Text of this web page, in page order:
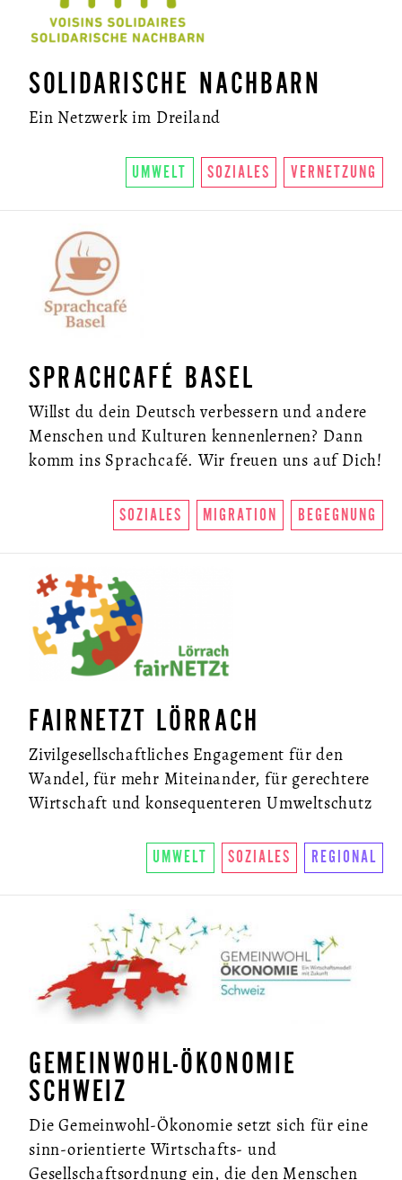
SOLIDARISCHE NACHBARN
Ein Netzwerk im Dreiland
UMWELT SOZIALES VERNETZUNG
SPRACHCAFÉ BASEL
Willst du dein Deutsch verbessern und andere
Menschen und Kulturen kennenlernen? Dann
komm ins Sprachcafé. Wir freuen uns auf Dich!
SOZIALES MIGRATION BEGEGNUNG
FAIRNETZT LÖRRACH
Zivilgesellschaftliches Engagement für den
Wandel, für mehr Miteinander, für gerechtere
Wirtschaft und konsequenteren Umweltschutz
UMWELT SOZIALES REGIONAL
GEMEINWOHL-ÖKONOMIE
SCHWEIZ
Die Gemeinwohl-Ökonomie setzt sich für eine
sinn-orientierte Wirtschafts- und
Gesellschaftsordnung ein, die den Menschen